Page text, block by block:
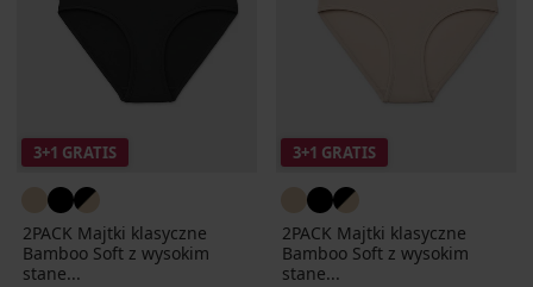
3+1 GRATIS
2PACK Majtki klasyczne
Bamboo Soft z wysokim
stane...
3+1 GRATIS
2PACK Majtki klasyczne
Bamboo Soft z wysokim
stane...